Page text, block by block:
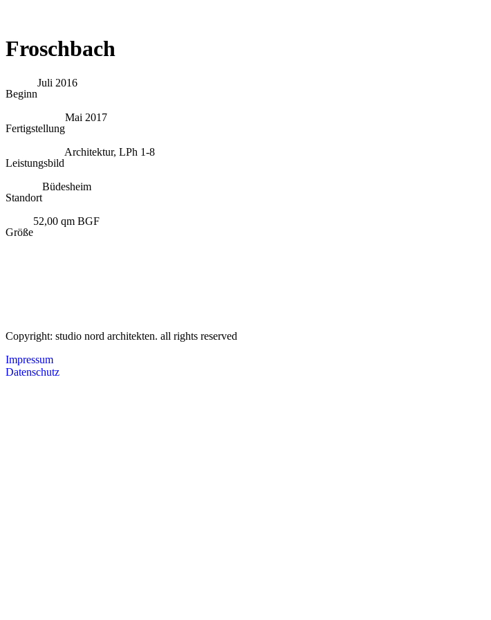
Froschbach
Beginn
Juli 2016
Fertigstellung
Mai 2017
Leistungsbild
Architektur, LPh 1-8
Standort
Büdesheim
Größe
52,00 qm BGF
Copyright: studio nord architekten. all rights reserved
Impressum
Datenschutz